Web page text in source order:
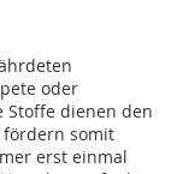
oder
Stoffe dienen den
somit
erst einmal